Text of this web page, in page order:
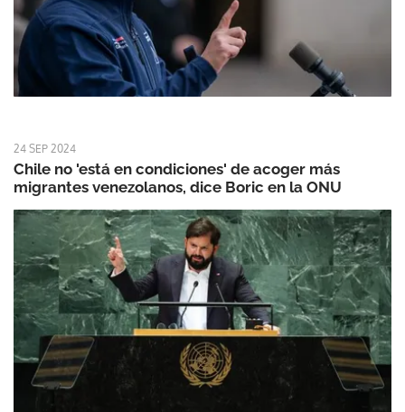
24 SEP 2024
Chile no 'está en condiciones' de acoger más
migrantes venezolanos, dice Boric en la ONU